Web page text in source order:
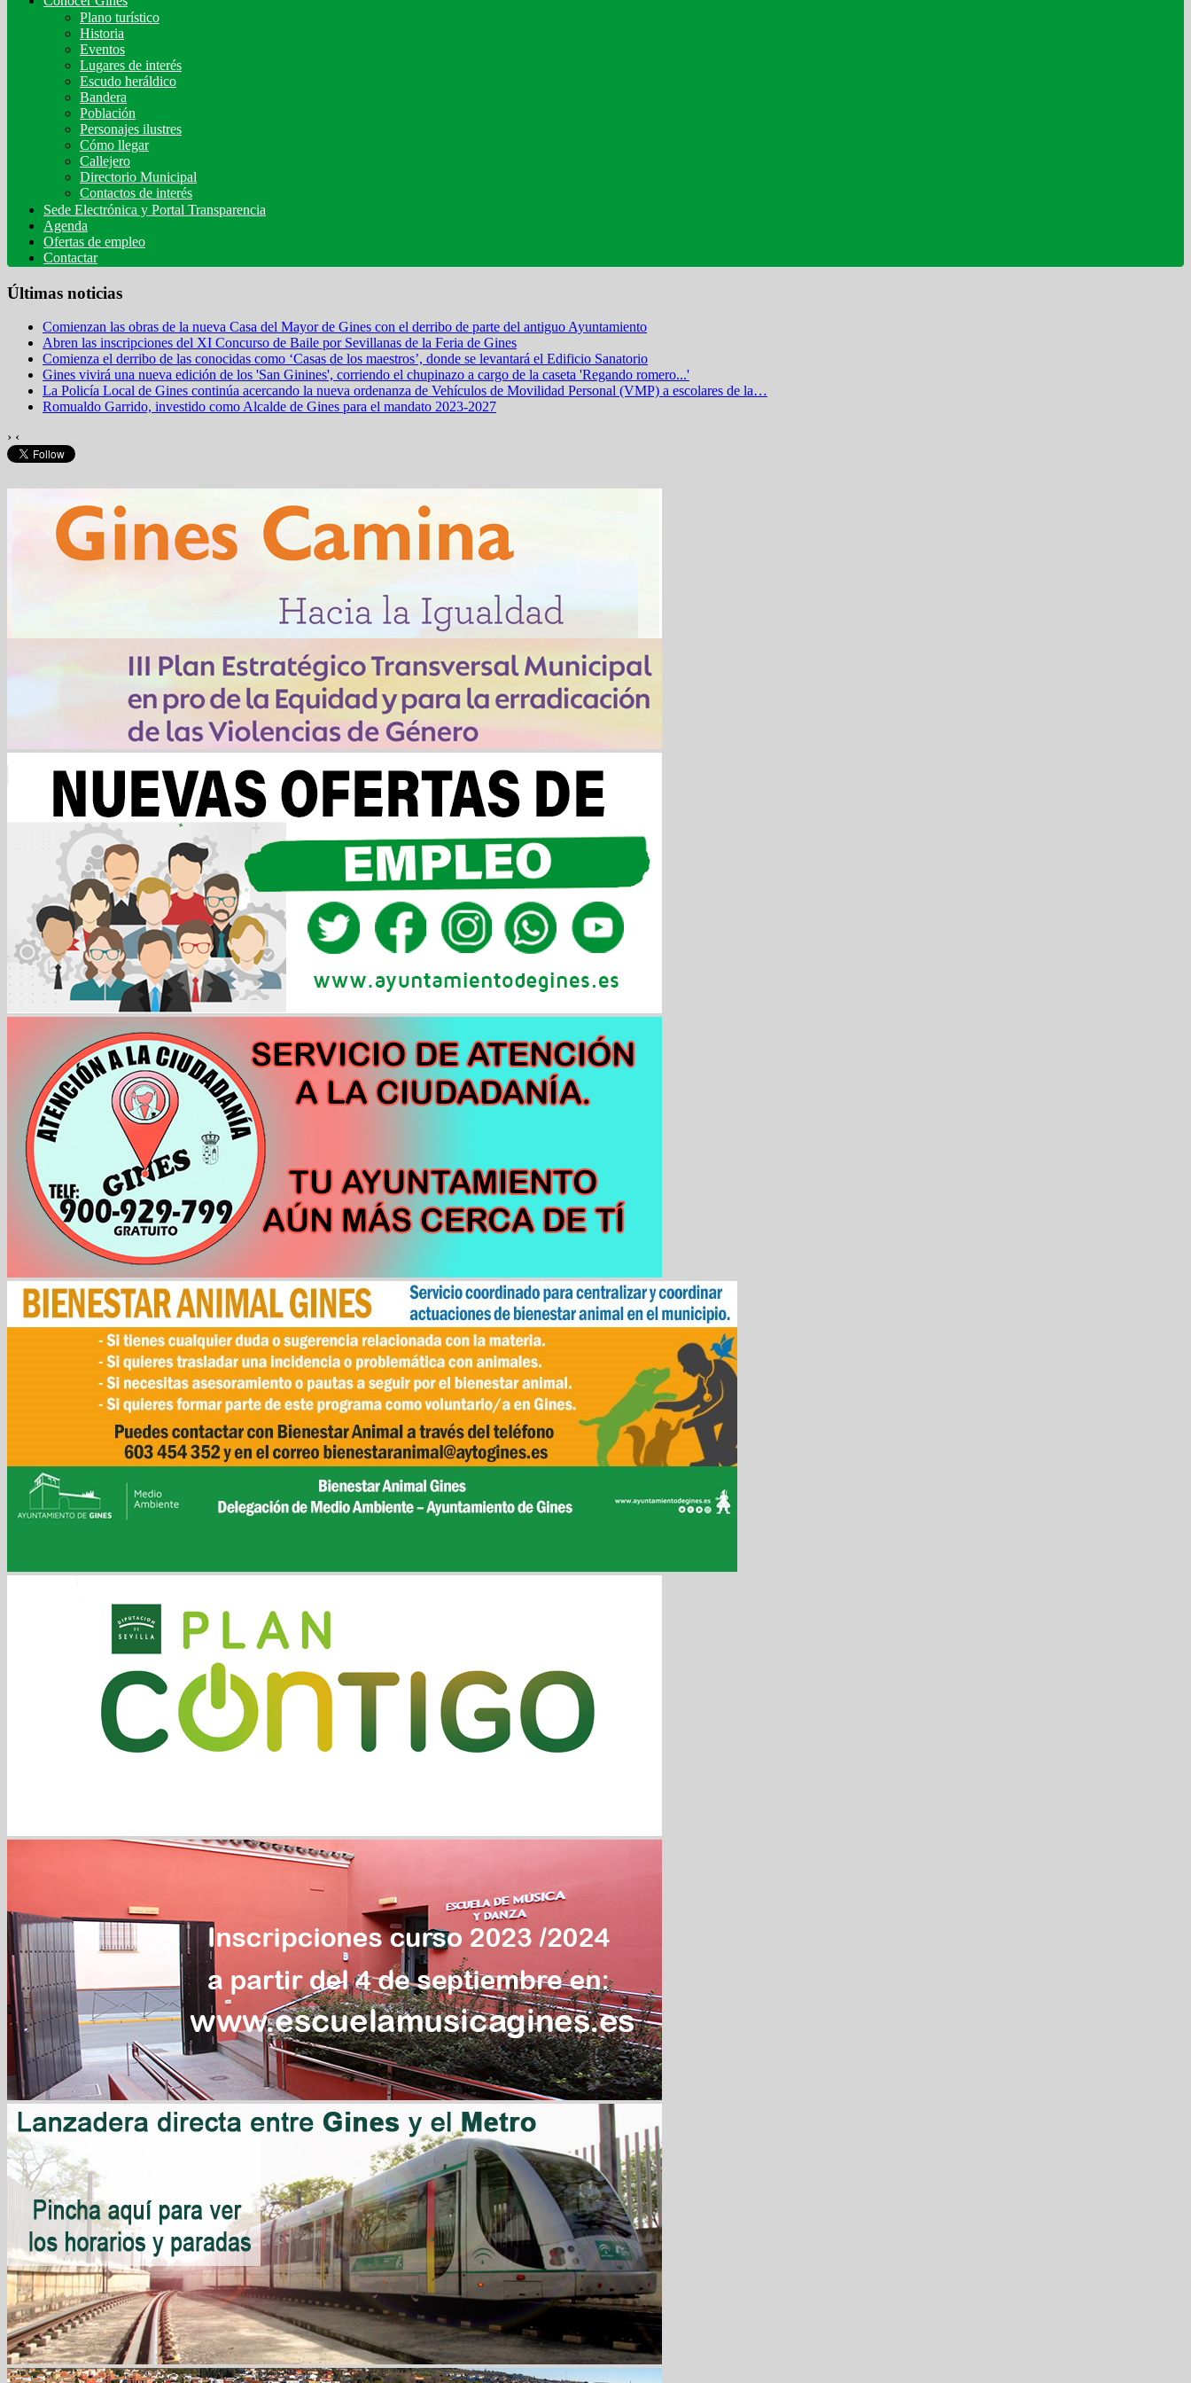
Plano turístico
Historia
Eventos
Lugares de interés
Escudo heráldico
Bandera
Población
Personajes ilustres
Cómo llegar
Callejero
Directorio Municipal
Contactos de interés
Sede Electrónica y Portal Transparencia
Agenda
Ofertas de empleo
Contactar
Últimas noticias
Comienzan las obras de la nueva Casa del Mayor de Gines con el derribo de parte del antiguo Ayuntamiento
Abren las inscripciones del XI Concurso de Baile por Sevillanas de la Feria de Gines
Comienza el derribo de las conocidas como ‘Casas de los maestros’, donde se levantará el Edificio Sanatorio
Gines vivirá una nueva edición de los 'San Ginines', corriendo el chupinazo a cargo de la caseta 'Regando romero...'
La Policía Local de Gines continúa acercando la nueva ordenanza de Vehículos de Movilidad Personal (VMP) a escolares de la…
Romualdo Garrido, investido como Alcalde de Gines para el mandato 2023-2027
› ‹